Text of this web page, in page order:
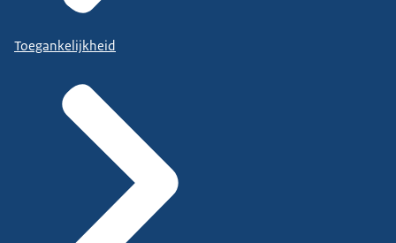
Toegankelijkheid